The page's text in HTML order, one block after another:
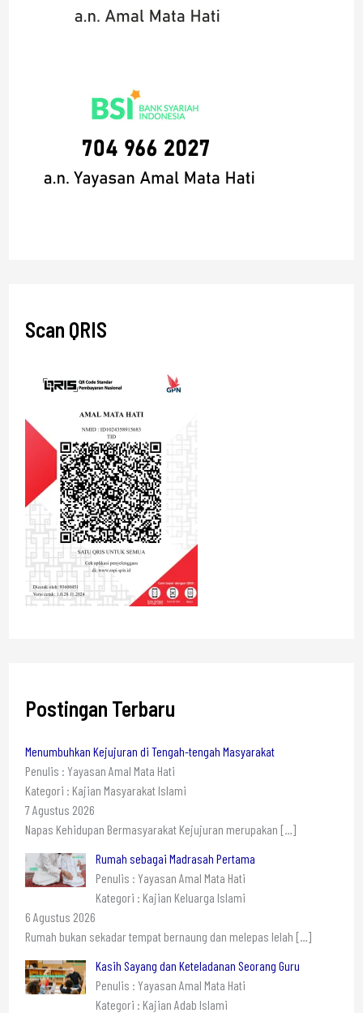
Scan QRIS
Postingan Terbaru
Menumbuhkan Kejujuran di Tengah-tengah Masyarakat
Penulis : Yayasan Amal Mata Hati
Kategori : Kajian Masyarakat Islami
7 Agustus 2026
Napas Kehidupan Bermasyarakat Kejujuran merupakan […]
Rumah sebagai Madrasah Pertama
Penulis : Yayasan Amal Mata Hati
Kategori : Kajian Keluarga Islami
6 Agustus 2026
Rumah bukan sekadar tempat bernaung dan melepas lelah […]
Kasih Sayang dan Keteladanan Seorang Guru
Penulis : Yayasan Amal Mata Hati
Kategori : Kajian Adab Islami